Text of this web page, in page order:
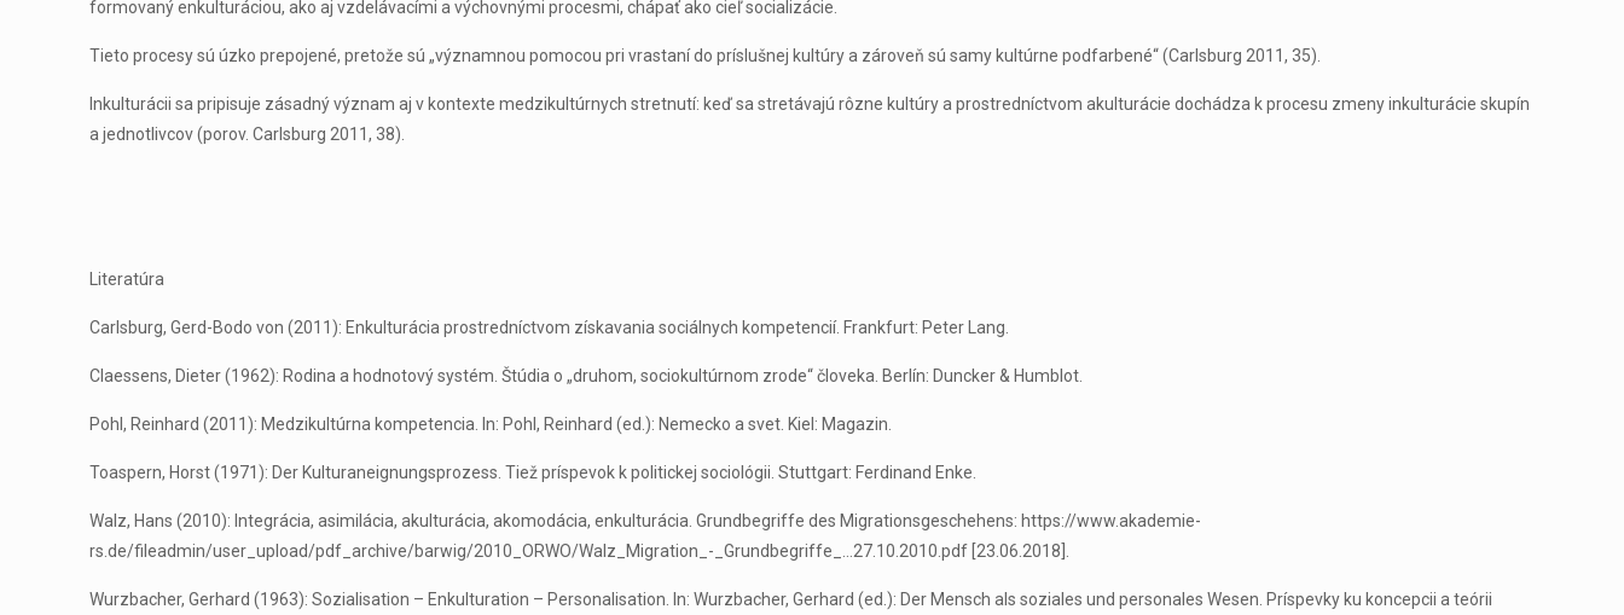
formovaný enkulturáciou, ako aj vzdelávacími a výchovnými procesmi, chápať ako cieľ socializácie.
Tieto procesy sú úzko prepojené, pretože sú „významnou pomocou pri vrastaní do príslušnej kultúry a zároveň sú samy kultúrne podfarbené“ (Carlsburg 2011, 35).
Inkulturácii sa pripisuje zásadný význam aj v kontexte medzikultúrnych stretnutí: keď sa stretávajú rôzne kultúry a prostredníctvom akulturácie dochádza k procesu zmeny inkulturácie skupín
a jednotlivcov (porov. Carlsburg 2011, 38).
Literatúra
Carlsburg, Gerd-Bodo von (2011): Enkulturácia prostredníctvom získavania sociálnych kompetencií. Frankfurt: Peter Lang.
Claessens, Dieter (1962): Rodina a hodnotový systém. Štúdia o „druhom, sociokultúrnom zrode“ človeka. Berlín: Duncker & Humblot.
Pohl, Reinhard (2011): Medzikultúrna kompetencia. In: Pohl, Reinhard (ed.): Nemecko a svet. Kiel: Magazin.
Toaspern, Horst (1971): Der Kulturaneignungsprozess. Tiež príspevok k politickej sociológii. Stuttgart: Ferdinand Enke.
Walz, Hans (2010): Integrácia, asimilácia, akulturácia, akomodácia, enkulturácia. Grundbegriffe des Migrationsgeschehens: https://www.akademie-
rs.de/fileadmin/user_upload/pdf_archive/barwig/2010_ORWO/Walz_Migration_-_Grundbegriffe_…27.10.2010.pdf [23.06.2018].
Wurzbacher, Gerhard (1963): Sozialisation – Enkulturation – Personalisation. In: Wurzbacher, Gerhard (ed.): Der Mensch als soziales und personales Wesen. Príspevky ku koncepcii a teórii